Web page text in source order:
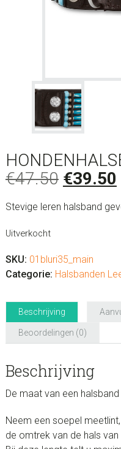
€47.50
was:
€39.50
Stevige leren halsband
Uitverkocht
SKU: 01bluri35_main
Categorie: Halsbanden
Beschrijving
Beoordelingen (0)
Beschrijving
De maat van een
Neem een soepel
de omtrek van de hals van